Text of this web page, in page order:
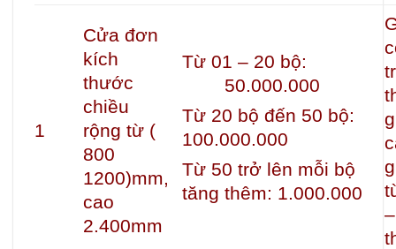
1
Cửa đơn
kích
thước
chiều
rộng từ (
800
1200)mm,
cao
2.400mm
Từ 01 – 20 bộ:
50.000.000
Từ 20 bộ đến 50 bộ:
100.000.000
Từ 50 trở lên mỗi bộ
tăng thêm: 1.000.000